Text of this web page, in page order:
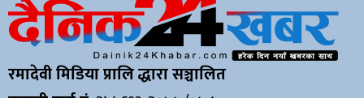
रमादेवी मिडिया प्रालि द्धारा सञ्चालित